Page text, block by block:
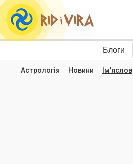
Блоги
Астрологія Новини Ім'яслов